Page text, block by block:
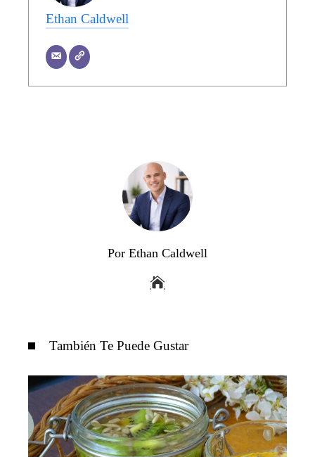
Ethan Caldwell
Por Ethan Caldwell
También Te Puede Gustar